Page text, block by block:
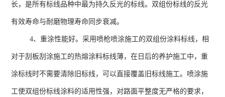
长，是所有标线品种中最为持久反光的标线。双组份标线的反光
有效寿命与耐磨物理寿命同步衰减。
4、重涂性能好。采用喷枪喷涂施工的双组份涂料标线，相
对于刮板刮涂施工的热熔涂料标线薄，在日后的养护施工中，重
涂标线时不需要清除旧标线，可以直接覆盖旧标线施工。喷涂施
工使双组份标线涂料的适用性强，对路面平整度无严格的要求，